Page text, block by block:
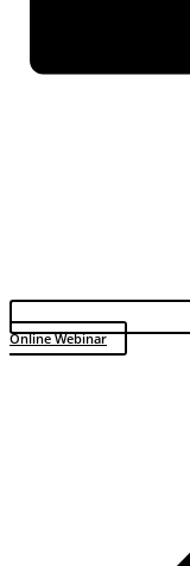
Online Webinar